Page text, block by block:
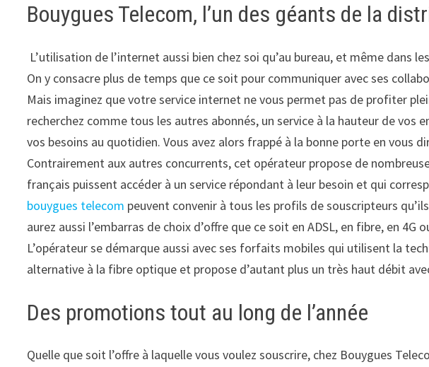
Bouygues Telecom, l’un des géants de la
L’utilisation de l’internet aussi bien chez soi qu’au bureau, et même dans
On y consacre plus de temps que ce soit pour communiquer avec ses
Mais imaginez que votre service internet ne vous permet pas de profiter
recherchez comme tous les autres abonnés, un service à la hauteur de vos
vos besoins au quotidien. Vous avez alors frappé à la bonne porte en vous
Contrairement aux autres concurrents, cet opérateur propose de
français puissent accéder à un service répondant à leur besoin et qui
bouygues telecom peuvent convenir à tous les profils de souscripteurs
aurez aussi l’embarras de choix d’offre que ce soit en ADSL, en fibre, en 4G
L’opérateur se démarque aussi avec ses forfaits mobiles qui utilisent la
alternative à la fibre optique et propose d’autant plus un très haut débit
Des promotions tout au long de l’année
Quelle que soit l’offre à laquelle vous voulez souscrire, chez Bouygues